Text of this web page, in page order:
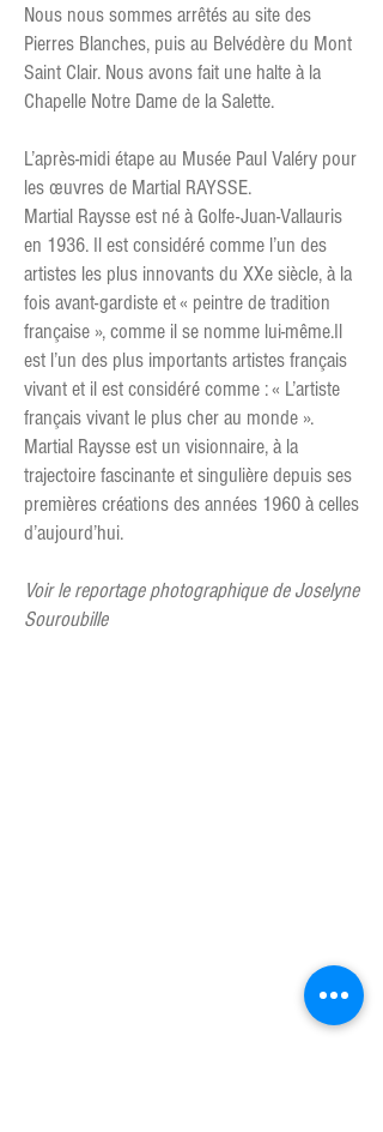
Nous nous sommes arrêtés au site des
Pierres Blanches, puis au Belvédère du Mont
Saint Clair. Nous avons fait une halte à la
Chapelle Notre Dame de la Salette.
L’après-midi étape au Musée Paul Valéry pour
les œuvres de Martial RAYSSE.
Martial Raysse est né à Golfe-Juan-Vallauris
en 1936. Il est considéré comme l’un des
artistes les plus innovants du XXe siècle, à la
fois avant-gardiste et « peintre de tradition
française », comme il se nomme lui-même.Il
est l’un des plus importants artistes français
vivant et il est considéré comme : « L’artiste
français vivant le plus cher au monde ».
Martial Raysse est un visionnaire, à la
trajectoire fascinante et singulière depuis ses
premières créations des années 1960 à celles
d’aujourd’hui.
Voir le reportage photographique de Joselyne
Souroubille